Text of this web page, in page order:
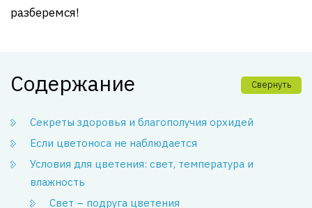
разберемся!
Содержание Свернуть
Секреты здоровья и благополучия орхидей
Если цветоноса не наблюдается
Условия для цветения: свет, температура и
влажность
Свет – подруга цветения